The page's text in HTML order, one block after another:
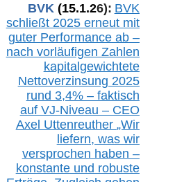
BVK (15.1.26): BVK
schließt 2025 erneut mit
guter Performance ab –
nach vorläufigen Zahlen
kapitalgewichtete
Nettoverzinsung 2025
rund 3,4% – faktisch
auf VJ-Niveau – CEO
Axel Uttenreuther „Wir
liefern, was wir
versprochen haben –
konstante und robuste